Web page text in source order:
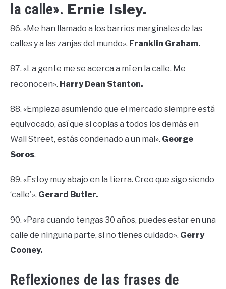
la calle». Ernie Isley.
86. «Me han llamado a los barrios marginales de las
calles y a las zanjas del mundo». Franklin Graham.
87. «La gente me se acerca a mí en la calle. Me
reconocen». Harry Dean Stanton.
88. «Empieza asumiendo que el mercado siempre está
equivocado, así que si copias a todos los demás en
Wall Street, estás condenado a un mal». George
Soros.
89. «Estoy muy abajo en la tierra. Creo que sigo siendo
‘calle'». Gerard Butler.
90. «Para cuando tengas 30 años, puedes estar en una
calle de ninguna parte, si no tienes cuidado». Gerry
Cooney.
Reflexiones de las frases de